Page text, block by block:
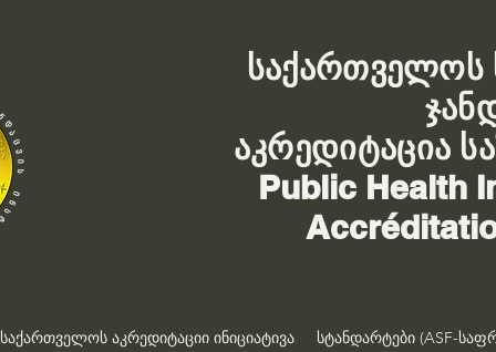
საქართველოს
აკრედიტაცია
Public Health
საქართველოს აკრედიტაციი ინიციატივა სტანდარტები (ASF-